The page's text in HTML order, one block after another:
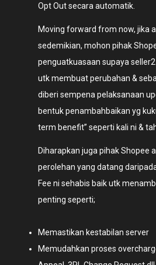
Opt Out secara automatik.
Moving forward from now, jika
sedemikian, mohon pihak
penguatkuasaan supaya
utk membuat perubahan &
diberi sempena pelaksanaan
bentuk penambahbaikan yg
term benefit” seperti kali ni &
Diharapkan juga pihak Shopee
perolehan yang datang
Fee ni sehabis baik utk
penting seperti;
Memastikan kestabilan server
Memudahkan proses